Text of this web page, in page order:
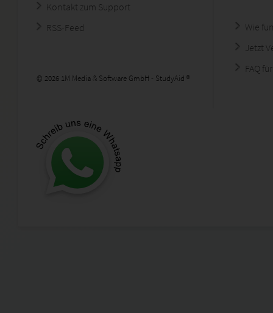
Kontakt zum Support
RSS-Feed
© 2026 1M Media & Software GmbH - StudyAid ®
Wie
Jetzt
FAQ